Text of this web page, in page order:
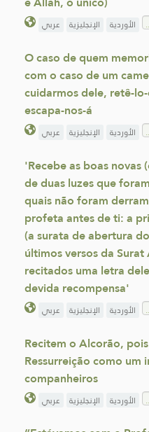
عربي الإنجليزية الأوردية
O caso de quem
com o caso de um
cuidarmos dele, retê-
escapa-nos-á
عربي الإنجليزية الأوردية
'Recebe as boas
de duas luzes que
quais não foram
profeta antes de ti: a
(a surata de abertura
últimos versos da
recitados uma letra
devida recompensa'
عربي الإنجليزية الأوردية
Recitem o Alcorão,
Ressurreição como um
companheiros
عربي الإنجليزية الأوردية